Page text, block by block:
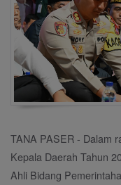
TANA PASER - Dalam
Kepala Daerah Tahun
Ahli Bidang